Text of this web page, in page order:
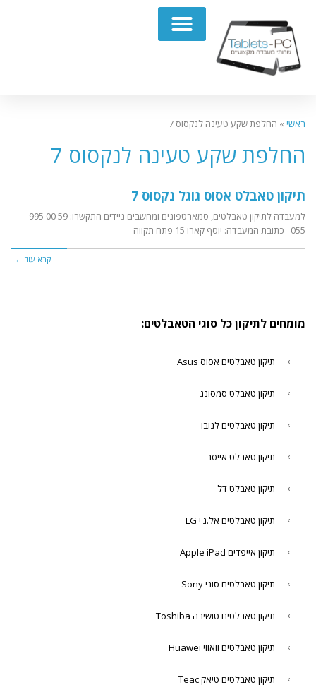
ראשי » החלפת שקע טעינה לנקסוס 7
החלפת שקע טעינה לנקסוס 7
תיקון טאבלט אסוס גוגל נקסוס 7
למעבדה לתיקון טאבלטים, סמארטפונים ומחשבים ניידים התקשרו: 59 00 995 –
055 כתובת המעבדה: יוסף קארו 15 פתח תקווה
קרא עוד ←
מומחים לתיקון כל סוגי הטאבלטים:
תיקון טאבלטים אסוס Asus
תיקון טאבלט סמסונג
תיקון טאבלטים לנובו
תיקון טאבלט אייסר
תיקון טאבלט דל
תיקון טאבלטים אל.ג'י LG
תיקון אייפדים Apple iPad
תיקון טאבלטים סוני Sony
תיקון טאבלטים טושיבה Toshiba
תיקון טאבלטים וואווי Huawei
תיקון טאבלטים טיאק Teac